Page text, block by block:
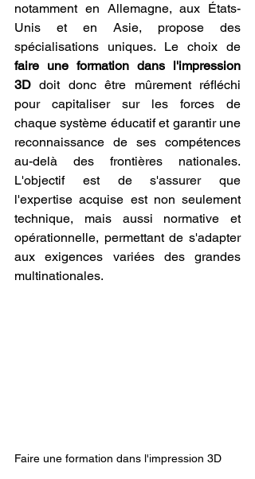
notamment en Allemagne, aux États-
Unis et en Asie, propose des
faire une formation dans l'impression
3D doit donc être mûrement réfléchi
pour capitaliser sur les forces de
chaque système éducatif et garantir une
reconnaissance de ses compétences
au-delà des frontières nationales.
L'objectif est de s'assurer que
l'expertise acquise est non seulement
technique, mais aussi normative et
opérationnelle, permettant de s'adapter
aux exigences variées des grandes
multinationales.
Faire une formation dans l'impression 3D